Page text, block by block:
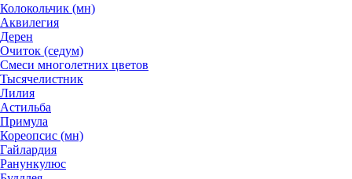
Колокольчик (мн)
Аквилегия
Дерен
Очиток (седум)
Смеси многолетних цветов
Тысячелистник
Лилия
Астильба
Примула
Кореопсис (мн)
Гайлардия
Ранункулюс